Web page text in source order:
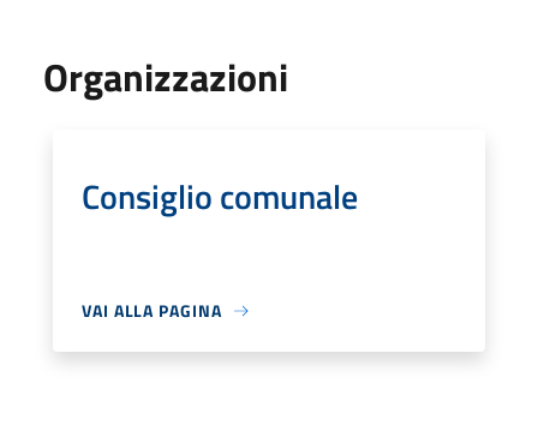
Organizzazioni
Consiglio comunale
VAI ALLA PAGINA